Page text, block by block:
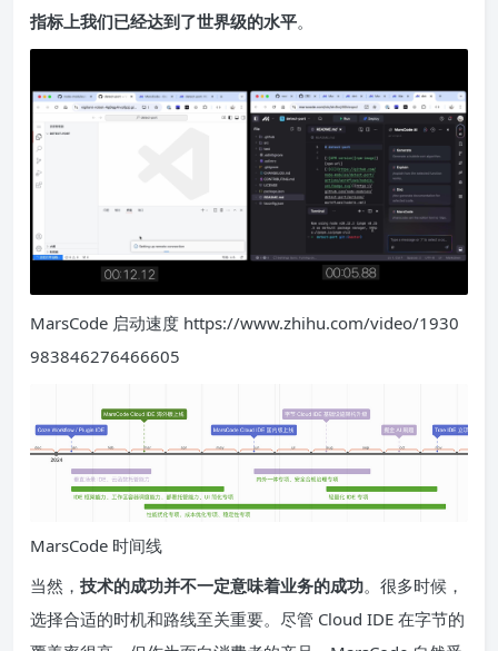
指标上我们已经达到了世界级的水平。
MarsCode 启动速度 https://www.zhihu.com/video/1930
983846276466605
MarsCode 时间线
当然， 技术的成功并不一定意味着业务的成功。很多时候，
选择合适的时机和路线至关重要。尽管 Cloud IDE 在字节的